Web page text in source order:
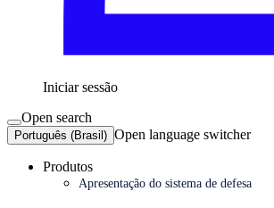
Iniciar sessão
Open search
Português (Brasil) Open language switcher
Produtos
Apresentação do sistema de defesa